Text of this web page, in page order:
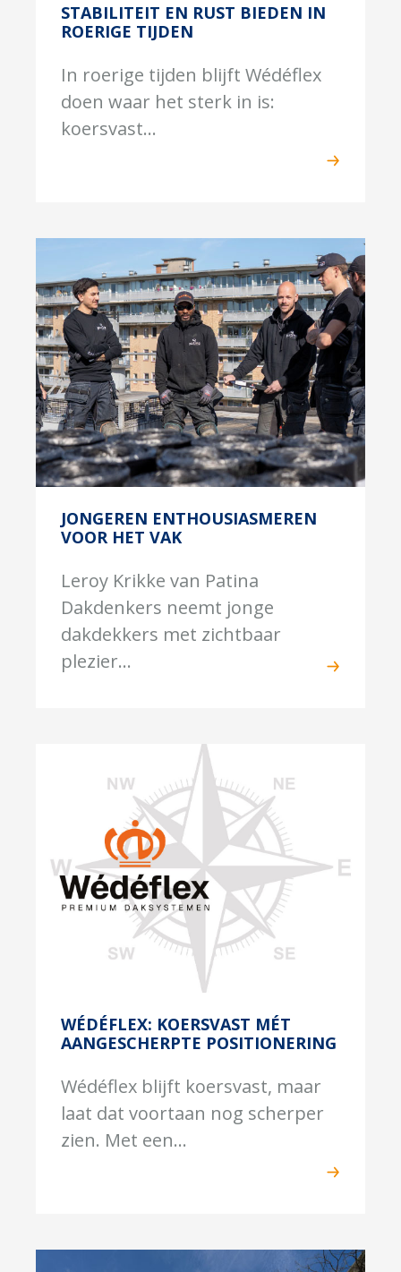
STABILITEIT EN RUST BIEDEN IN
ROERIGE TIJDEN
In roerige tijden blijft Wédéflex
doen waar het sterk in is:
koersvast...
JONGEREN ENTHOUSIASMEREN
VOOR HET VAK
Leroy Krikke van Patina
Dakdenkers neemt jonge
dakdekkers met zichtbaar
plezier...
WÉDÉFLEX: KOERSVAST MÉT
AANGESCHERPTE POSITIONERING
Wédéflex blijft koersvast, maar
laat dat voortaan nog scherper
zien. Met een...